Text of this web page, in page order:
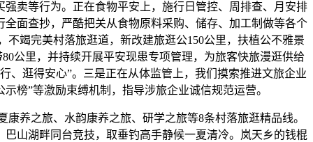
卖等行为。正在食物平安上，施行日管控、周排查、月安排
面查抄，严酷把关从食物原料采购、储存、加工制做等各个
不竭完美村落旅逛道，新改建旅逛公150公里，扶植公不雅景
公里，并持续开展平安现患专项管理，为旅客快旅漫逛供给
、逛得安心”。三是正在从体监管上，我们摸索推进文旅企业
榜”等激励束缚机制，指导涉旅企业诚信规范运营。
之旅、水韵康养之旅、研学之旅等8条村落旅逛精品线。
山湖畔同台竞技，取垂钓高手静候一夏清冷。岚天乡的钱棍